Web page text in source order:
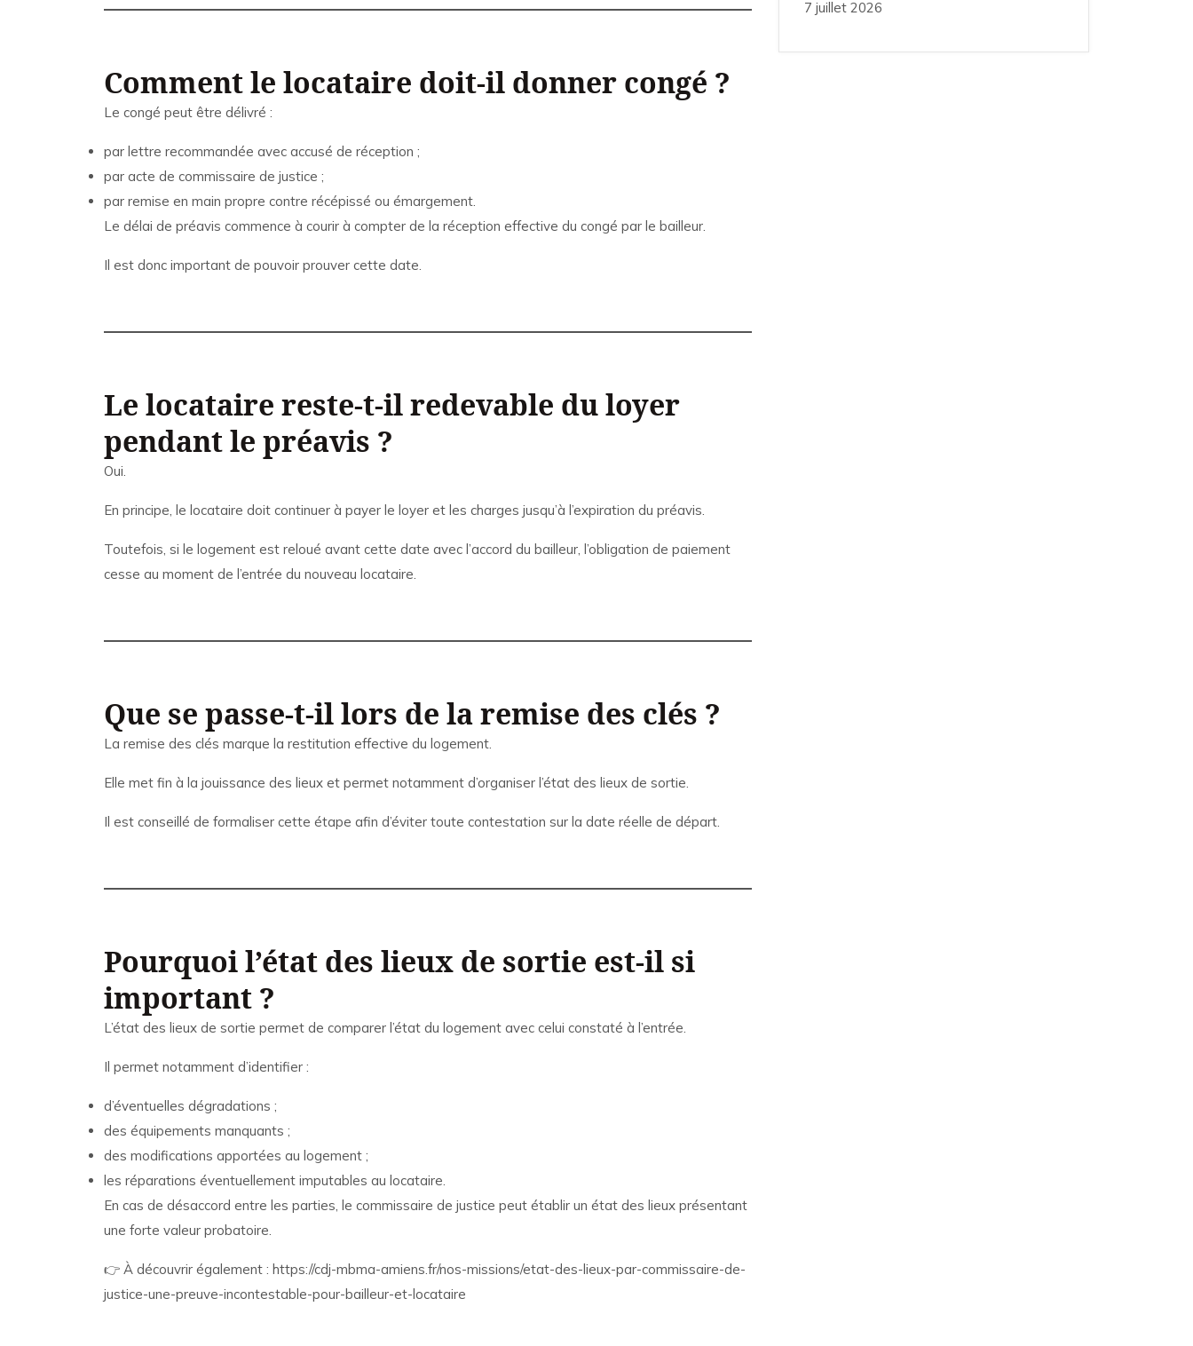
Comment le locataire doit-il donner congé ?
Le congé peut être délivré :
par lettre recommandée avec accusé de réception ;
par acte de commissaire de justice ;
par remise en main propre contre récépissé ou émargement.
Le délai de préavis commence à courir à compter de la réception effective du congé par le bailleur.
Il est donc important de pouvoir prouver cette date.
Le locataire reste-t-il redevable du loyer
pendant le préavis ?
Oui.
En principe, le locataire doit continuer à payer le loyer et les charges jusqu’à l’expiration du préavis.
Toutefois, si le logement est reloué avant cette date avec l’accord du bailleur, l’obligation de paiement
cesse au moment de l’entrée du nouveau locataire.
Que se passe-t-il lors de la remise des clés ?
La remise des clés marque la restitution effective du logement.
Elle met fin à la jouissance des lieux et permet notamment d’organiser l’état des lieux de sortie.
Il est conseillé de formaliser cette étape afin d’éviter toute contestation sur la date réelle de départ.
Pourquoi l’état des lieux de sortie est-il si
important ?
L’état des lieux de sortie permet de comparer l’état du logement avec celui constaté à l’entrée.
Il permet notamment d’identifier :
d’éventuelles dégradations ;
des équipements manquants ;
des modifications apportées au logement ;
les réparations éventuellement imputables au locataire.
En cas de désaccord entre les parties, le commissaire de justice peut établir un état des lieux présentant
une forte valeur probatoire.
👉 À découvrir également : https://cdj-mbma-amiens.fr/nos-missions/etat-des-lieux-par-commissaire-de-
justice-une-preuve-incontestable-pour-bailleur-et-locataire
7 juillet 2026